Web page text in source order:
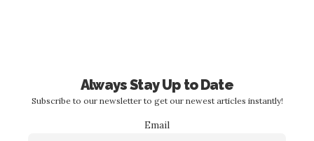
Always Stay Up to Date
Subscribe to our newsletter to get our newest articles instantly!
Email